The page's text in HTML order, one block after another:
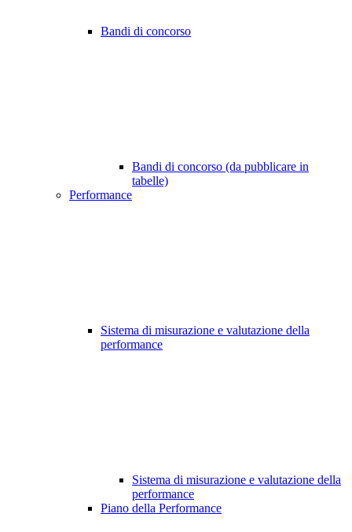
Bandi di concorso
Bandi di concorso (da pubblicare in
tabelle)
Performance
Sistema di misurazione e valutazione della
performance
Sistema di misurazione e valutazione della
performance
Piano della Performance